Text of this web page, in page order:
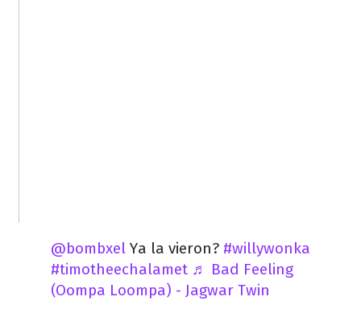
@bombxel Ya la vieron? #willywonka
#timotheechalamet ♬ Bad Feeling
(Oompa Loompa) - Jagwar Twin